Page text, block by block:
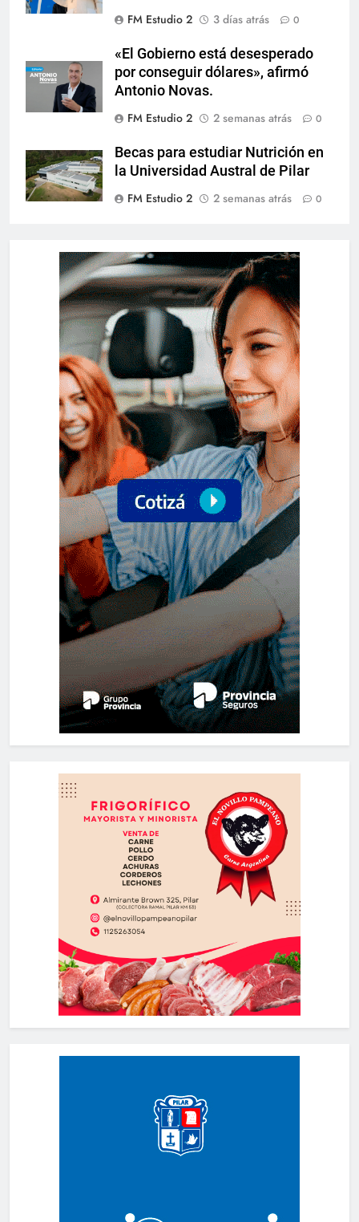
FM Estudio 2
3 días atrás 0
«El Gobierno está desesperado
por conseguir dólares», afirmó
Antonio Novas.
FM Estudio 2
2 semanas atrás 0
Becas para estudiar Nutrición en
la Universidad Austral de Pilar
FM Estudio 2
2 semanas atrás 0